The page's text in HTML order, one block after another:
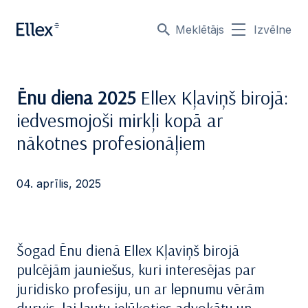
Meklētājs Izvēlne
Ēnu diena 2025 Ellex Kļaviņš birojā:
iedvesmojoši mirkļi kopā ar
nākotnes profesionāļiem
04. aprīlis, 2025
Šogad Ēnu dienā Ellex Kļaviņš birojā
pulcējām jauniešus, kuri interesējas par
juridisko profesiju, un ar lepnumu vērām